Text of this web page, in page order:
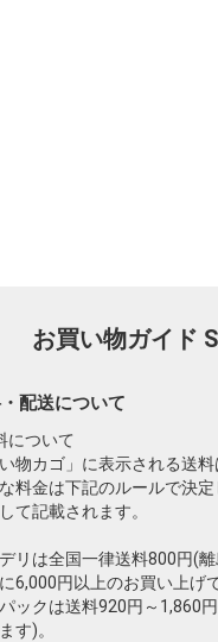
お買い物ガイド
配送について
について
い物カゴ」に表示される送料
料金は下記のルールで決
て記載されます。
リは全国一律送料800円(
6,000円以上のお買い上げ
ックは送料920円～1,860
す)。